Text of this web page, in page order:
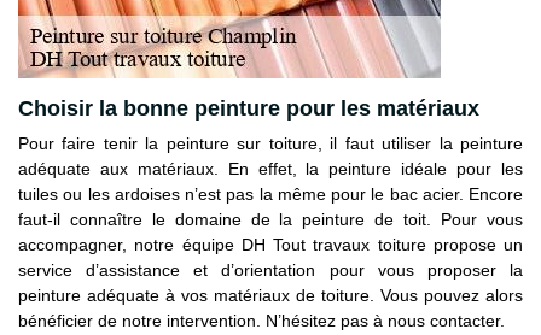
Choisir la bonne peinture pour les matériaux
Pour faire tenir la peinture sur toiture, il faut utiliser la peinture
adéquate aux matériaux. En effet, la peinture idéale pour les
tuiles ou les ardoises n’est pas la même pour le bac acier. Encore
faut-il connaître le domaine de la peinture de toit. Pour vous
accompagner, notre équipe DH Tout travaux toiture propose un
service d’assistance et d’orientation pour vous proposer la
peinture adéquate à vos matériaux de toiture. Vous pouvez alors
bénéficier de notre intervention. N’hésitez pas à nous contacter.